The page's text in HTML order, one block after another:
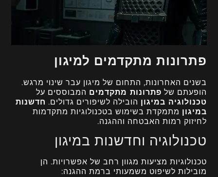
פתרונות מתקדמים למיגון
בשנים האחרונות, התחום של מיגון עבר שינוי מרגש.
הופעתם של פתרונות מתקדמים המבוססים על
טכנולוגיה במיגון הובילה לשיפורים גדולים. חדשנות
במיגון מתמקדת בשימוש בטכנולוגיות מתקדמות
לחיזוק רמות האבטחה וההגנה.
טכנולוגיה וחדשנות במיגון
טכנולוגיות מציעות מגוון רחב של אפשרויות. הן
מובילות לשיפוט משמעותי ברמת ההגנה: